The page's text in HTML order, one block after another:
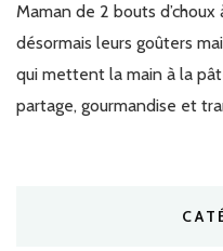
Maman de 2 bouts d’choux
désormais leurs goûters
qui mettent la main à la
partage, gourmandise et